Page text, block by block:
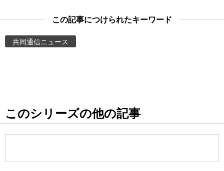
Images
お知らせ
この記事につけられたキーワード
共同通信ニュース
このシリーズの他の記事